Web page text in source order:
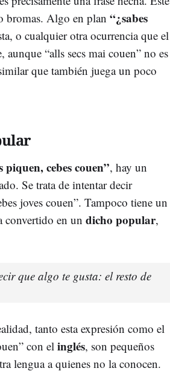
bromas. Algo en plan “¿sabes
o cualquier otra ocurrencia que el
“alls secs mai couen” no es
que también juega un poco
piquen, cebes couen”, hay un
Se trata de intentar decir
joves couen”. Tampoco tiene un
convertido en un dicho popular,
que algo te gusta: el resto de
tanto esta expresión como el
con el inglés, son pequeños
lengua a quienes no la conocen.